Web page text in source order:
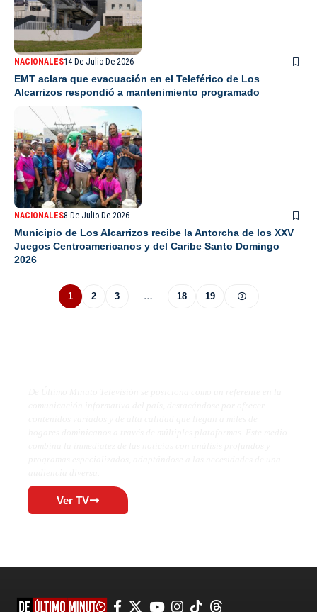
NACIONALES14 De Julio De 2026
EMT aclara que evacuación en el Teleférico de Los
Alcarrizos respondió a mantenimiento programado
NACIONALES8 De Julio De 2026
Municipio de Los Alcarrizos recibe la Antorcha de los XXV
Juegos Centroamericanos y del Caribe Santo Domingo
2026
1 2 3 … 18 19
Ver TV